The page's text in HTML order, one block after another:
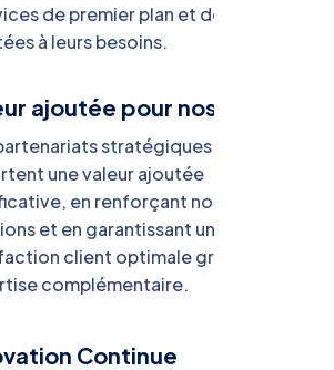
de premier plan et des
à leurs besoins.
ajoutée pour nos Clients
stratégiques
une valeur ajoutée
en renforçant nos
et en garantissant une
client optimale grâce à une
complémentaire.
Continue